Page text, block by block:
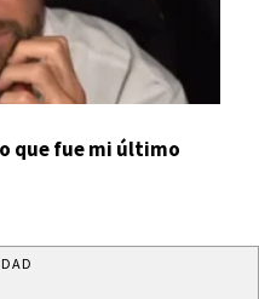
que fue mi último